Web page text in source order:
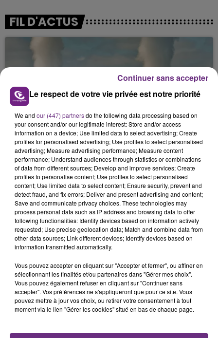
FIL D'ACTUS
LA CENTRALE NUCLÉAIRE DE CHOOZ
TOUJOURS À L'ARRÊT
Cela fait déjà une semaine que la centrale
nucléaire ardennaise est à l'arrêt. Une situation
justifiée par la sécheresse intense qui est toujours
présente.
LE MAGASIN JOUÉCLUB DE REIMS FERME
SES PORTES
C'était l'une des institutions du centre-ville
rémois. Le magasin JouéClub est contraint de
fermer ses portes.
TITRES DIFFUSÉS
21h30
21h30 21h27
21h27
Le respect de votre vie privée est notre priorité
We and our (447) partnersdo the following data processing based on
your consent and/or our legitimate interest: Store and/or access
information on a device; Use limited data to select advertising; Create
profiles for personalised advertising; Use profiles to select personalised
advertising; Measure advertising performance; Measure content
performance; Understand audiences through statistics or combinations
of data from different sources; Develop and improve services; Create
profiles to personalise content; Use profiles to select personalised
content; Use limited data to select content; Ensure security, prevent and
detect fraud, and fix errors; Deliver and present advertising and content;
Save and communicate privacy choices. These technologies may
process personal data such as IP address and browsing data to offer
following functionalities: Identify devices based on information actively
requested; Use precise geolocation data; Match and combine data from
other data sources; Link different devices; Identify devices based on
information transmitted automatically.
Vous pouvez accepter en cliquant sur "Accepter et fermer", ou affiner en
sélectionnant les finalités et/ou partenaires dans "Gérer mes choix".
Vous pouvez également refuser en cliquant sur "Continuer sans
accepter". Vos préférences ne s'appliqueront que pour ce site. Vous
pouvez mettre à jour vos choix, ou retirer votre consentement à tout
moment via le lien "Gérer les cookies" situé en bas de chaque page.
Continuer sans accepter